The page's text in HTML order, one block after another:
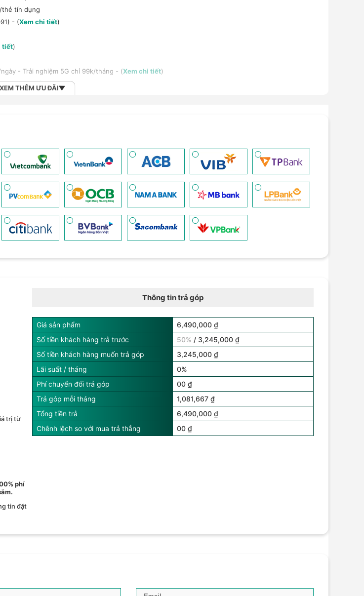
thẻ tín dụng
- (Xem chi tiết)
tiết)
- Trải nghiệm 5G chỉ 99k/tháng - (Xem chi tiết)
(Xem chi tiết)
XEM THÊM ƯU ĐÃI
trị từ
phí
tin đặt
Thông tin trả góp
Giá sản phẩm
6,490,000 ₫
Số tiền khách hàng trả trước
50% / 3,245,000 ₫
Số tiền khách hàng muốn trả góp
3,245,000 ₫
Lãi suất / tháng
0%
Phí chuyển đổi trả góp
00 ₫
Trả góp mỗi tháng
1,081,667 ₫
Tổng tiền trả
6,490,000 ₫
Chênh lệch so với mua trả thẳng
00 ₫